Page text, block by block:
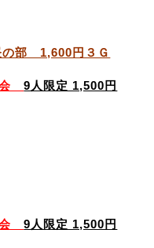
の部 1,600円３Ｇ
会9人限定 1,500円
会9人限定 1,500円